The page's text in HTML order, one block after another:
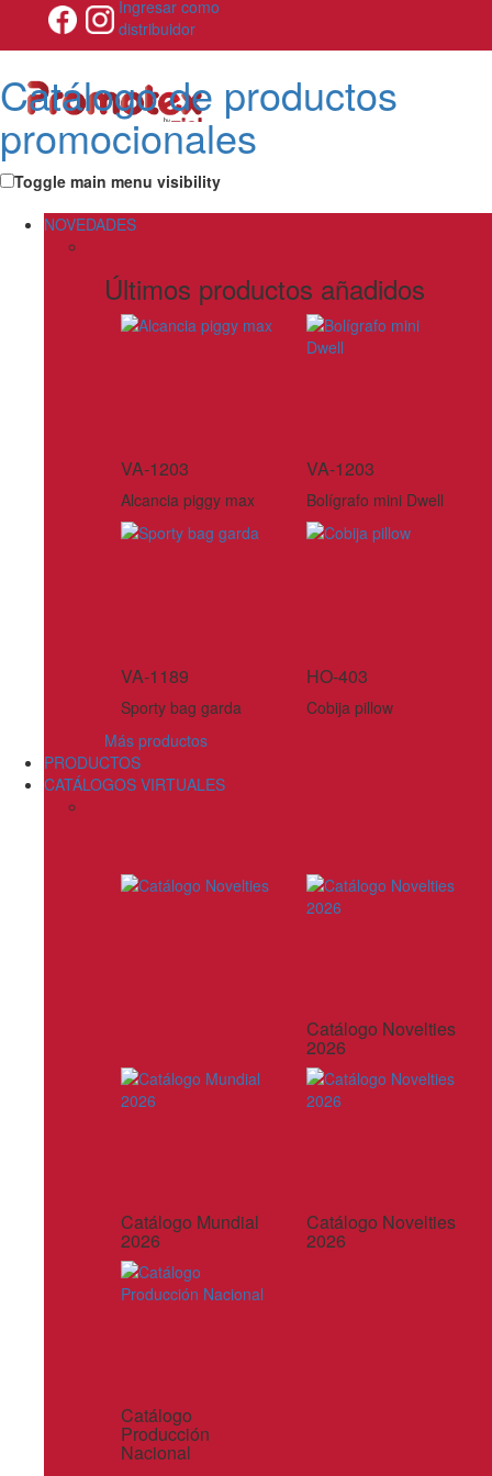
Ingresar como
distribuidor
Catálogo de productos
promocionales
Toggle main menu visibility
NOVEDADES
Últimos productos añadidos
VA-1203
Alcancia piggy max
VA-1203
Bolígrafo mini Dwell
VA-1189
Sporty bag garda
HO-403
Cobija pillow
Más productos
PRODUCTOS
CATÁLOGOS VIRTUALES
Catálogo Novelties
2026
Catálogo Mundial
2026
Catálogo Novelties
2026
Catálogo
Producción
Nacional